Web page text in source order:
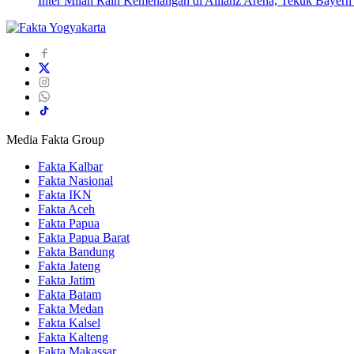
Media Fakta Group
Fakta Kalbar
Fakta Nasional
Fakta IKN
Fakta Aceh
Fakta Papua
Fakta Papua Barat
Fakta Bandung
Fakta Jateng
Fakta Jatim
Fakta Batam
Fakta Medan
Fakta Kalsel
Fakta Kalteng
Fakta Makassar